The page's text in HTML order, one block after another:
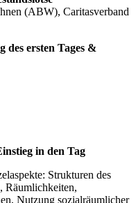
(ABW), Caritasverband
des ersten Tages &
in den Tag
Strukturen des
Räumlichkeiten,
Nutzung sozialräumlicher